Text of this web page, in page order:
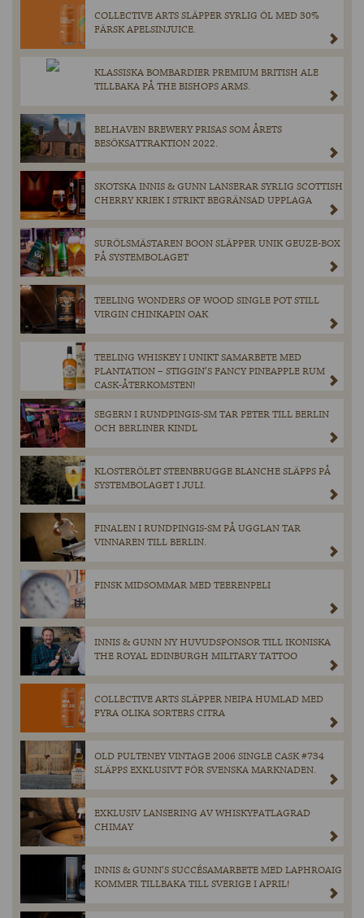
COLLECTIVE ARTS SLÄPPER SYRLIG ÖL MED 30%
FÄRSK APELSINJUICE.
KLASSISKA BOMBARDIER PREMIUM BRITISH ALE
TILLBAKA PÅ THE BISHOPS ARMS.
BELHAVEN BREWERY PRISAS SOM ÅRETS
BESÖKSATTRAKTION 2022.
SKOTSKA INNIS & GUNN LANSERAR SYRLIG SCOTTISH
CHERRY KRIEK I STRIKT BEGRÄNSAD UPPLAGA
SURÖLSMÄSTAREN BOON SLÄPPER UNIK GEUZE-BOX
PÅ SYSTEMBOLAGET
TEELING WONDERS OF WOOD SINGLE POT STILL
VIRGIN CHINKAPIN OAK
TEELING WHISKEY I UNIKT SAMARBETE MED
PLANTATION – STIGGIN’S FANCY PINEAPPLE RUM
CASK-ÅTERKOMSTEN!
SEGERN I RUNDPINGIS-SM TAR PETER TILL BERLIN
OCH BERLINER KINDL
KLOSTERÖLET STEENBRUGGE BLANCHE SLÄPPS PÅ
SYSTEMBOLAGET I JULI.
FINALEN I RUNDPINGIS-SM PÅ UGGLAN TAR
VINNAREN TILL BERLIN.
FINSK MIDSOMMAR MED TEERENPELI
INNIS & GUNN NY HUVUDSPONSOR TILL IKONISKA
THE ROYAL EDINBURGH MILITARY TATTOO
COLLECTIVE ARTS SLÄPPER NEIPA HUMLAD MED
FYRA OLIKA SORTERS CITRA
OLD PULTENEY VINTAGE 2006 SINGLE CASK #734
SLÄPPS EXKLUSIVT FÖR SVENSKA MARKNADEN.
EXKLUSIV LANSERING AV WHISKYFATLAGRAD
CHIMAY
INNIS & GUNN’S SUCCÉSAMARBETE MED LAPHROAIG
KOMMER TILLBAKA TILL SVERIGE I APRIL!